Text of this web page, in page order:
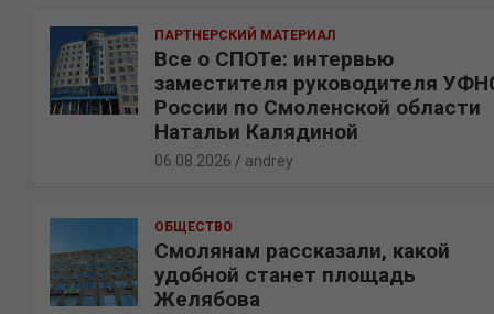
ПАРТНЕРСКИЙ МАТЕРИАЛ
Все о СПОТе: интервью
заместителя руководителя
России по Смоленской области
Натальи Калядиной
06.08.2026 andrey
ОБЩЕСТВО
Смолянам рассказали, какой
удобной станет площадь
Желябова